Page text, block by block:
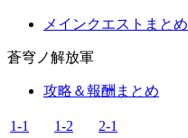
メインクエストまとめ
蒼穹ノ解放軍
攻略＆報酬まとめ
1-1 1-2
2-1